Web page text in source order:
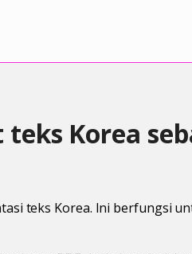
Korea
teks Korea. Ini berfungsi